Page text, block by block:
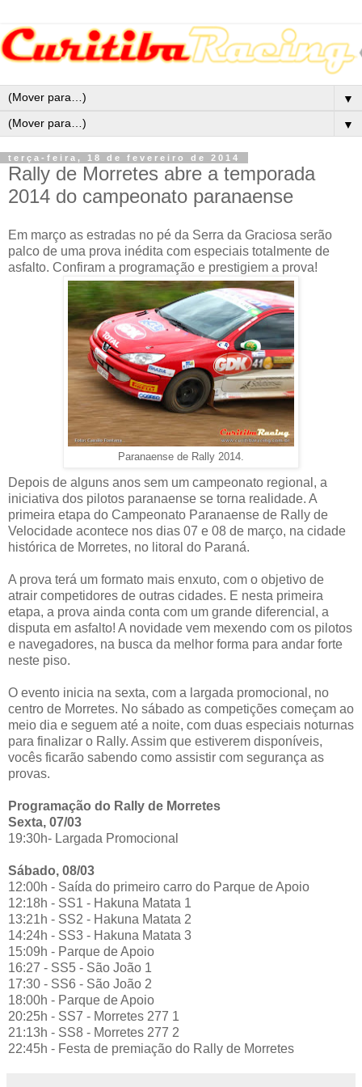
▼
▼
terça-feira, 18 de fevereiro de 2014
Rally de Morretes abre a temporada
2014 do campeonato paranaense
Em março as estradas no pé da Serra da Graciosa serão
palco de uma prova inédita com especiais totalmente de
asfalto. Confiram a programação e prestigiem a prova!
Paranaense de Rally 2014.
Depois de alguns anos sem um campeonato regional, a
iniciativa dos pilotos paranaense se torna realidade. A
primeira etapa do Campeonato Paranaense de Rally de
Velocidade acontece nos dias 07 e 08 de março, na cidade
histórica de Morretes, no litoral do Paraná.
A prova terá um formato mais enxuto, com o objetivo de
atrair competidores de outras cidades. E nesta primeira
etapa, a prova ainda conta com um grande diferencial, a
disputa em asfalto! A novidade vem mexendo com os pilotos
e navegadores, na busca da melhor forma para andar forte
neste piso.
O evento inicia na sexta, com a largada promocional, no
centro de Morretes. No sábado as competições começam ao
meio dia e seguem até a noite, com duas especiais noturnas
para finalizar o Rally. Assim que estiverem disponíveis,
vocês ficarão sabendo como assistir com segurança as
provas.
Programação do Rally de Morretes
Sexta, 07/03
19:30h- Largada Promocional
Sábado, 08/03
12:00h - Saída do primeiro carro do Parque de Apoio
12:18h - SS1 - Hakuna Matata 1
13:21h - SS2 - Hakuna Matata 2
14:24h - SS3 - Hakuna Matata 3
15:09h - Parque de Apoio
16:27 - SS5 - São João 1
17:30 - SS6 - São João 2
18:00h - Parque de Apoio
20:25h - SS7 - Morretes 277 1
21:13h - SS8 - Morretes 277 2
22:45h - Festa de premiação do Rally de Morretes